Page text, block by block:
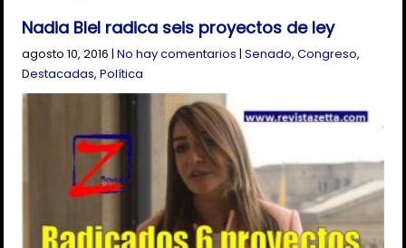
Nadia Blel radica seis proyectos de ley
agosto 10, 2016 |No hay comentarios |Senado,Congreso,
Destacadas,Política